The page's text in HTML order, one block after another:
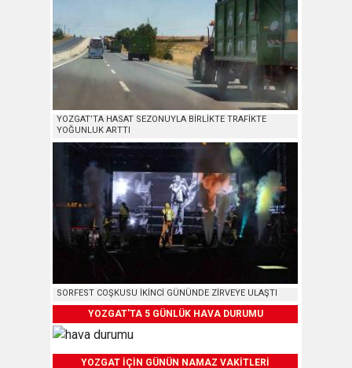
YOZGAT’TA HASAT SEZONUYLA BİRLİKTE TRAFİKTE
YOĞUNLUK ARTTI
SORFEST COŞKUSU İKİNCİ GÜNÜNDE ZİRVEYE ULAŞTI
YOZGAT'TA 5 GÜNLÜK HAVA DURUMU
YOZGAT İÇİN GÜNÜN NAMAZ VAKİTLERİ